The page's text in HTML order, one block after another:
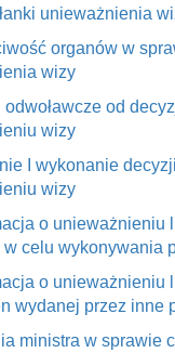
unieważnienia
organów w
wizy
odwoławcze od
wizy
I wykonanie
wizy
o unieważnieniu
celu wykonywania
o unieważnieniu
wydanej przez inne
ministra w sprawie